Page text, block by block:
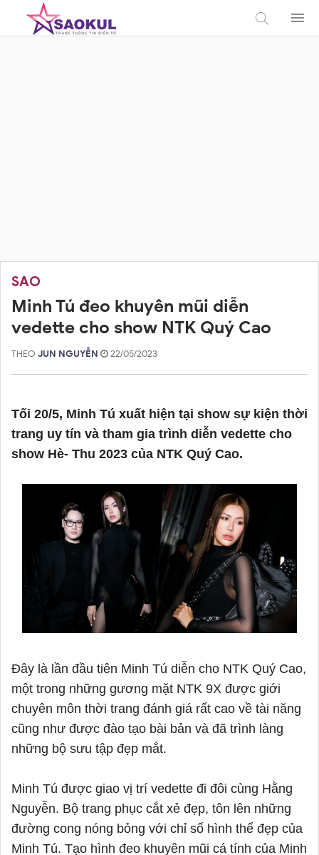
SAO
Minh Tú đeo khuyên mũi diễn
vedette cho show NTK Quý Cao
THEO JUN NGUYỄN 22/05/2023
Tối 20/5, Minh Tú xuất hiện tại show sự kiện thời
trang uy tín và tham gia trình diễn vedette cho
show Hè- Thu 2023 của NTK Quý Cao.
Đây là lần đầu tiên Minh Tú diễn cho NTK Quý Cao,
một trong những gương mặt NTK 9X được giới
chuyên môn thời trang đánh giá rất cao về tài năng
cũng như được đào tạo bài bản và đã trình làng
những bộ sưu tập đẹp mắt.
Minh Tú được giao vị trí vedette đi đôi cùng Hằng
Nguyễn. Bộ trang phục cắt xẻ đẹp, tôn lên những
đường cong nóng bỏng với chỉ số hình thể đẹp của
Minh Tú. Tạo hình đeo khuyên mũi cá tính của Minh